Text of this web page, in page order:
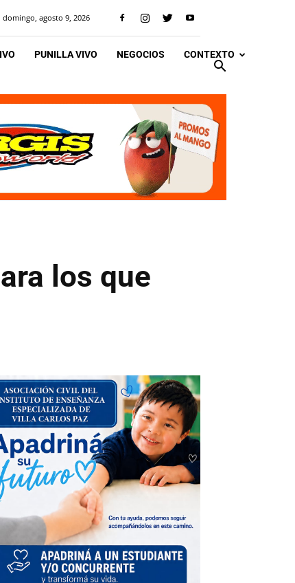
domingo, agosto 9, 2026
PUNILLA VIVO NEGOCIOS CONTEXTO
los que